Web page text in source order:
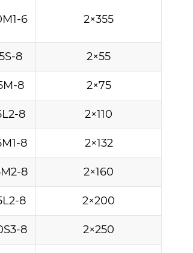
6 2×355
8 2×55
8 2×75
8 2×110
8 2×132
8 2×160
8 2×200
8 2×250